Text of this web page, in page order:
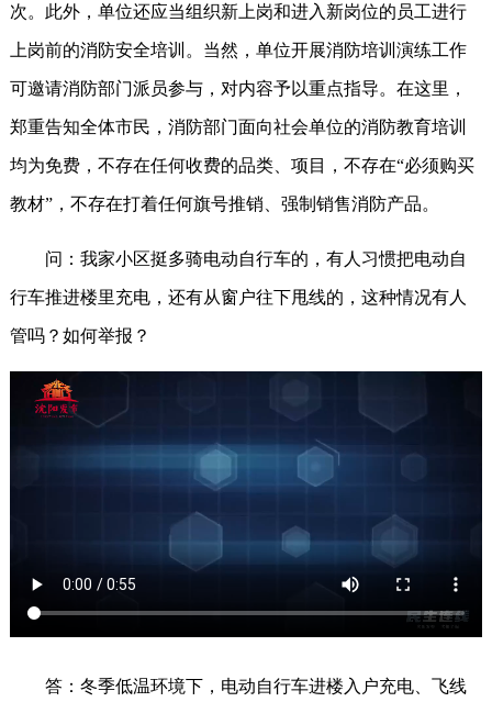
次。此外，单位还应当组织新上岗和进入新岗位的员工进行
上岗前的消防安全培训。当然，单位开展消防培训演练工作
可邀请消防部门派员参与，对内容予以重点指导。在这里，
郑重告知全体市民，消防部门面向社会单位的消防教育培训
均为免费，不存在任何收费的品类、项目，不存在“必须购买
教材”，不存在打着任何旗号推销、强制销售消防产品。
问：我家小区挺多骑电动自行车的，有人习惯把电动自
行车推进楼里充电，还有从窗户往下甩线的，这种情况有人
管吗？如何举报？
答：冬季低温环境下，电动自行车进楼入户充电、飞线